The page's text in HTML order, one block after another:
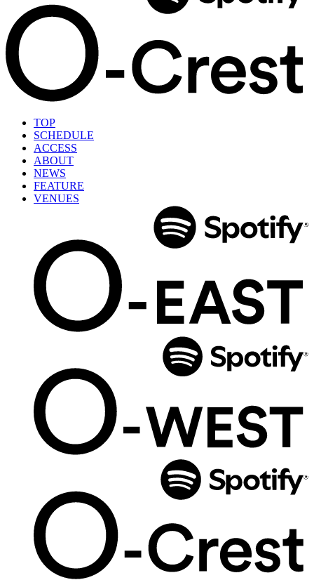
TOP
SCHEDULE
ACCESS
ABOUT
NEWS
FEATURE
VENUES